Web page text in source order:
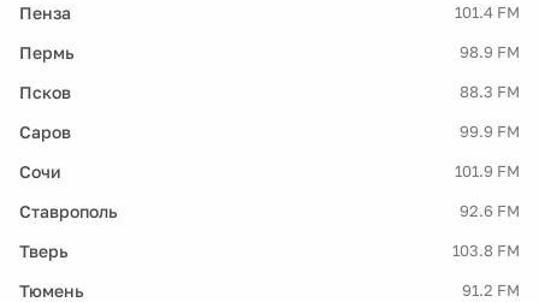
Пенза 101.4 FM
Пермь 98.9 FM
Псков 88.3 FM
Саров 99.9 FM
Сочи 101.9 FM
Ставрополь 92.6 FM
Тверь 103.8 FM
Тюмень 91.2 FM